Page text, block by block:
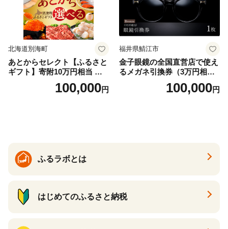
北海道別海町
あとからセレクト【ふるさと
ギフト】寄附10万円相当 あ
とから選べる！ ギフト いく
ら ほたて 海鮮 牛肉 別海町
ギフト ふるさと納税 ）
100,000円
福井県鯖江市
金子眼鏡の全国直営店で使え
るメガネ引換券（3万円相
100,000円
ふるラボとは
はじめてのふるさと納税